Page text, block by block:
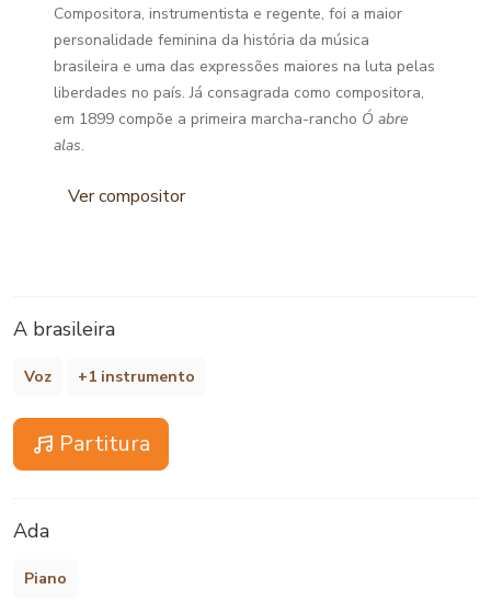
Compositora, instrumentista e regente, foi a maior
personalidade feminina da história da música
brasileira e uma das expressões maiores na luta pelas
liberdades no país. Já consagrada como compositora,
em 1899 compõe a primeira marcha-rancho Ó abre
alas.
Ver compositor
A brasileira
Voz +1 instrumento
Partitura
Ada
Piano